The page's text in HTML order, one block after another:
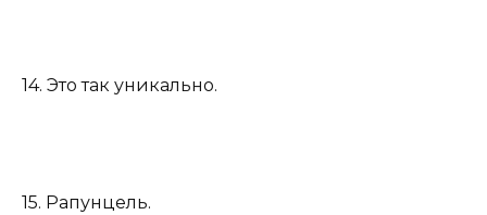
14. Это так уникально.
15. Рапунцель.